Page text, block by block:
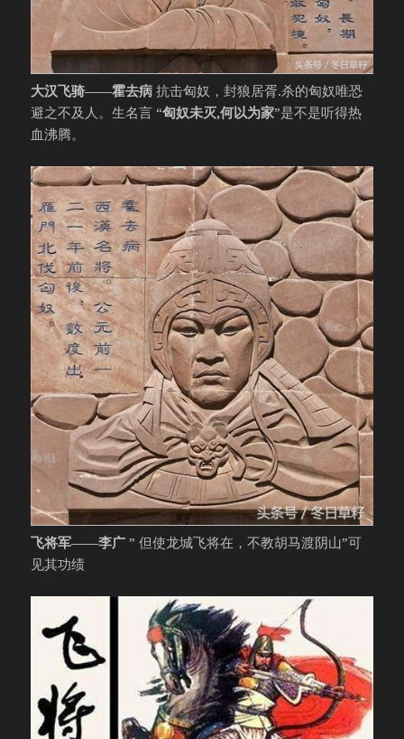
大汉飞骑——霍去病 抗击匈奴，封狼居胥.杀的匈奴唯恐
避之不及人。生名言 “匈奴未灭,何以为家”是不是听得热
血沸腾。
飞将军——李广 ” 但使龙城飞将在，不教胡马渡阴山”可
见其功绩